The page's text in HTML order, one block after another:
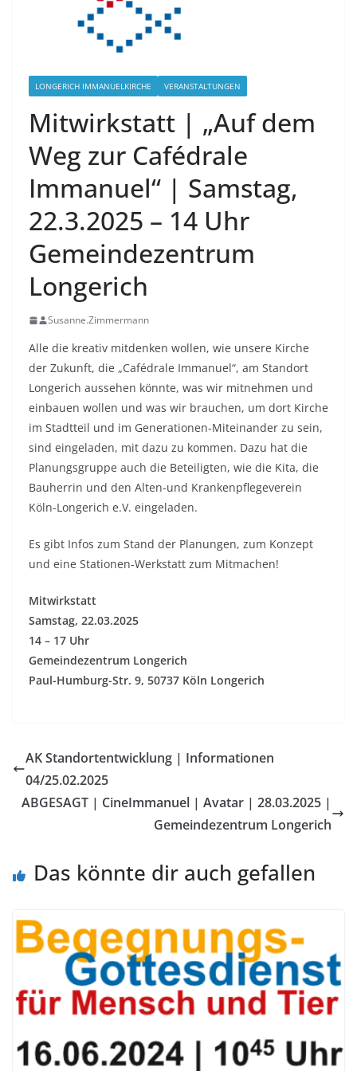
LONGERICH IMMANUELKIRCHE VERANSTALTUNGEN
Mitwirkstatt | „Auf dem
Weg zur Cafédrale
Immanuel“ | Samstag,
22.3.2025 – 14 Uhr
Gemeindezentrum
Longerich
Susanne.Zimmermann
Alle die kreativ mitdenken wollen, wie unsere Kirche
der Zukunft, die „Cafédrale Immanuel“, am Standort
Longerich aussehen könnte, was wir mitnehmen und
einbauen wollen und was wir brauchen, um dort Kirche
im Stadtteil und im Generationen-Miteinander zu sein,
sind eingeladen, mit dazu zu kommen. Dazu hat die
Planungsgruppe auch die Beteiligten, wie die Kita, die
Bauherrin und den Alten-und Krankenpflegeverein
Köln-Longerich e.V. eingeladen.
Es gibt Infos zum Stand der Planungen, zum Konzept
und eine Stationen-Werkstatt zum Mitmachen!
Mitwirkstatt
Samstag, 22.03.2025
14 – 17 Uhr
Gemeindezentrum Longerich
Paul-Humburg-Str. 9, 50737 Köln Longerich
AK Standortentwicklung | Informationen
04/25.02.2025
ABGESAGT | CineImmanuel | Avatar | 28.03.2025 |
Gemeindezentrum Longerich
Das könnte dir auch gefallen